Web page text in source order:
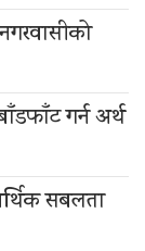
गर्न अर्थ
सबलता